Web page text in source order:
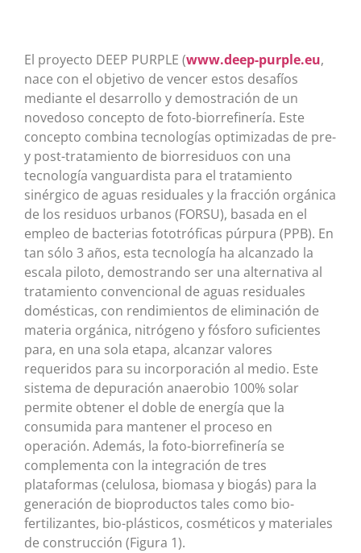
El proyecto DEEP PURPLE (www.deep-purple.eu,
nace con el objetivo de vencer estos desafíos
mediante el desarrollo y demostración de un
novedoso concepto de foto-biorrefinería. Este
concepto combina tecnologías optimizadas de pre-
y post-tratamiento de biorresiduos con una
tecnología vanguardista para el tratamiento
sinérgico de aguas residuales y la fracción orgánica
de los residuos urbanos (FORSU), basada en el
empleo de bacterias fototróficas púrpura (PPB). En
tan sólo 3 años, esta tecnología ha alcanzado la
escala piloto, demostrando ser una alternativa al
tratamiento convencional de aguas residuales
domésticas, con rendimientos de eliminación de
materia orgánica, nitrógeno y fósforo suficientes
para, en una sola etapa, alcanzar valores
requeridos para su incorporación al medio. Este
sistema de depuración anaerobio 100% solar
permite obtener el doble de energía que la
consumida para mantener el proceso en
operación. Además, la foto-biorrefinería se
complementa con la integración de tres
plataformas (celulosa, biomasa y biogás) para la
generación de bioproductos tales como bio-
fertilizantes, bio-plásticos, cosméticos y materiales
de construcción (Figura 1).